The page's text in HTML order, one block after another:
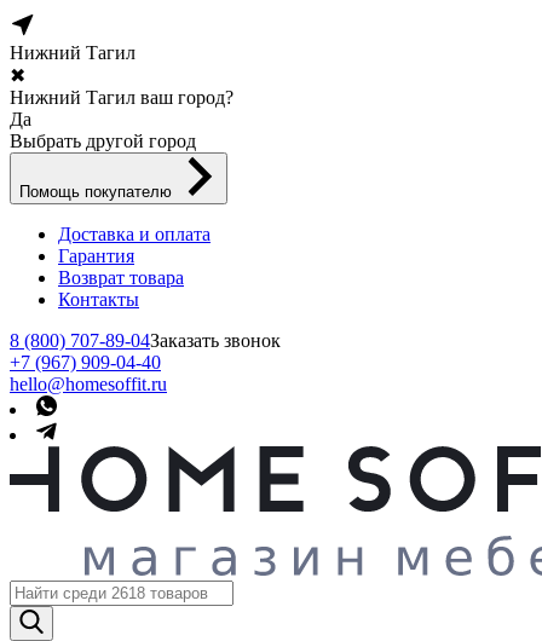
Нижний Тагил
✖
Нижний Тагил ваш город?
Да
Выбрать другой город
Помощь покупателю
Доставка и оплата
Гарантия
Возврат товара
Контакты
8 (800) 707-89-04Заказать звонок
+7 (967) 909-04-40
hello@homesoffit.ru